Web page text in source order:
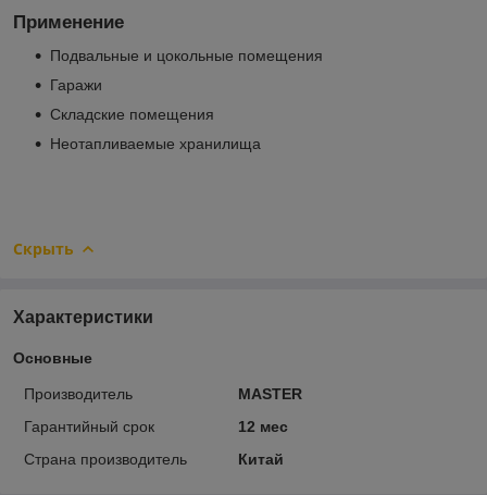
Применение
Подвальные и цокольные помещения
Гаражи
Складские помещения
Неотапливаемые хранилища
Скрыть
Характеристики
Основные
Производитель
MASTER
Гарантийный срок
12 мес
Страна производитель
Китай